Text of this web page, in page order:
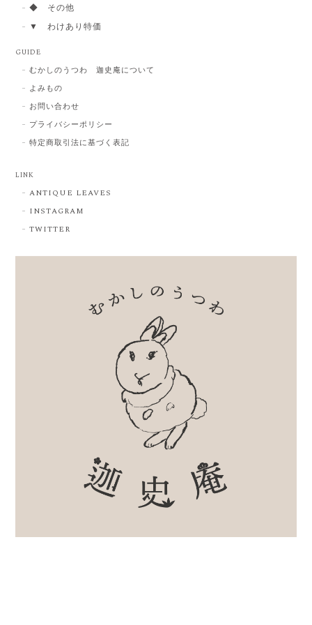
◆ その他
▼ わけあり特価
GUIDE
むかしのうつわ 迦史庵について
よみもの
お問い合わせ
プライバシーポリシー
特定商取引法に基づく表記
LINK
ANTIQUE LEAVES
INSTAGRAM
TWITTER